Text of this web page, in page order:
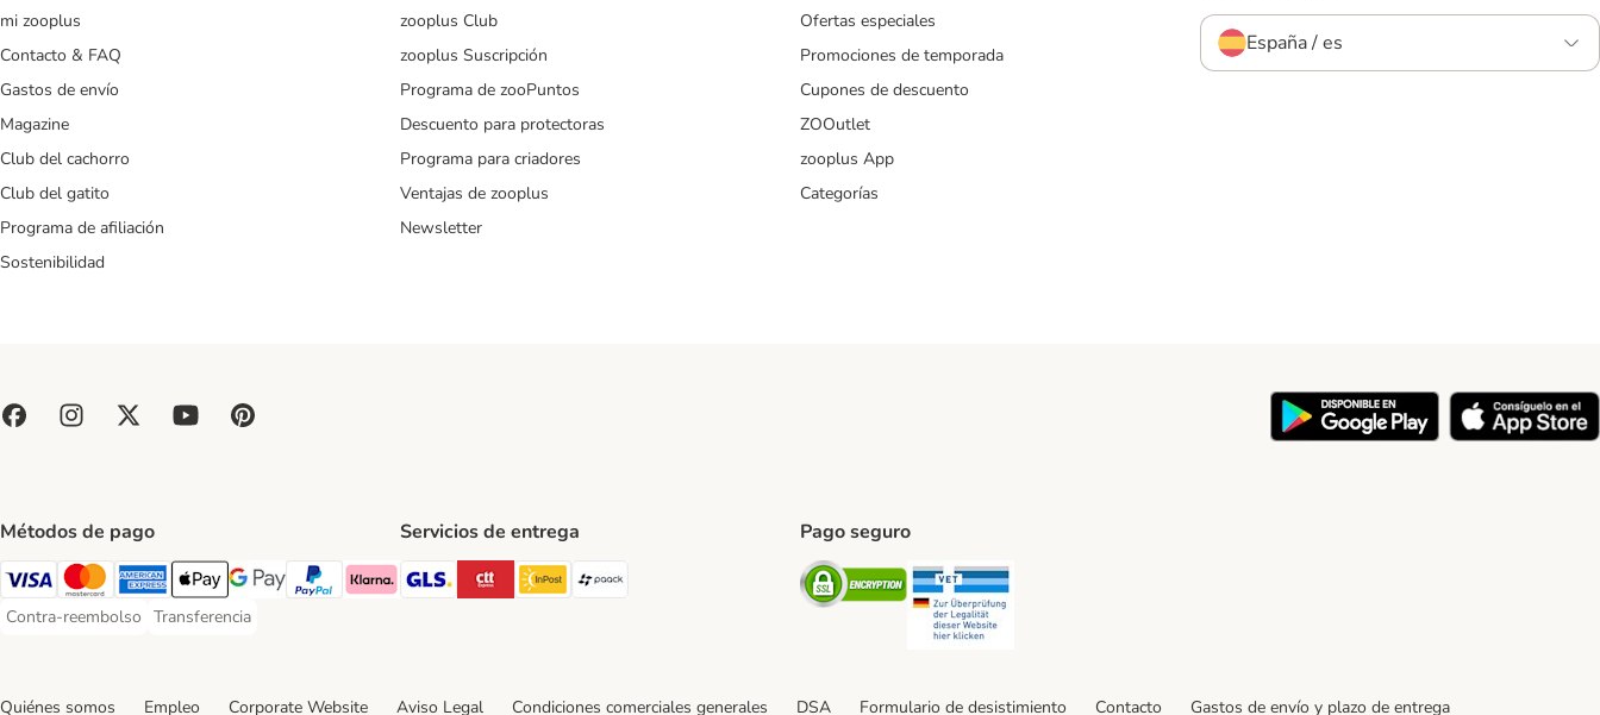
mi zooplus
Contacto & FAQ
Gastos de envío
Magazine
Club del cachorro
Club del gatito
Programa de afiliación
Sostenibilidad
zooplus Club
zooplus Suscripción
Programa de zooPuntos
Descuento para protectoras
Programa para criadores
Ventajas de zooplus
Newsletter
Ofertas especiales
Promociones de temporada
Cupones de descuento
ZOOutlet
zooplus App
Categorías
España / es
Métodos de pago
Visa Payment Method
Mastercard Payment Method
American Express Payment Method
Apple Pay Payment Method
Google Pay Payment Method
PayPal Payment Method
Klarna Payment Method
Contra-reembolso
Contra-reembolso Payment Method
Transferencia
Transferencia Payment Method
Servicios de entrega
GLS Shipping Method
CTTExpress Shipping Method
InPost Shipping Method
paack Shipping Method
Pago seguro
Security
Quiénes somos Empleo Corporate Website Aviso Legal Condiciones comerciales generales DSA Formulario de desistimiento Contacto Gastos de envío y plazo de entrega